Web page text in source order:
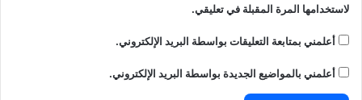
لاستخدامها المرة المقبلة في تعليقي.
أعلمني بمتابعة التعليقات بواسطة البريد الإلكتروني.
أعلمني بالمواضيع الجديدة بواسطة البريد الإلكتروني.